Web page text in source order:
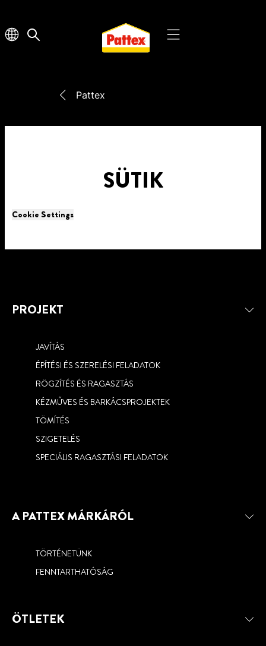
Pattex
SÜTIK
Cookie Settings
PROJEKT
JAVÍTÁS
ÉPÍTÉSI ÉS SZERELÉSI FELADATOK
RÖGZÍTÉS ÉS RAGASZTÁS
KÉZMŰVES ÉS BARKÁCSPROJEKTEK
TÖMÍTÉS
SZIGETELÉS
SPECIÁLIS RAGASZTÁSI FELADATOK
A PATTEX MÁRKÁRÓL
TÖRTÉNETÜNK
FENNTARTHATÓSÁG
ÖTLETEK